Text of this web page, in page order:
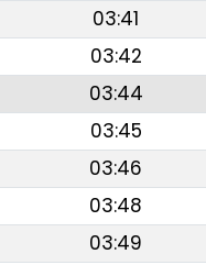
03:41
03:42
03:44
03:45
03:46
03:48
03:49